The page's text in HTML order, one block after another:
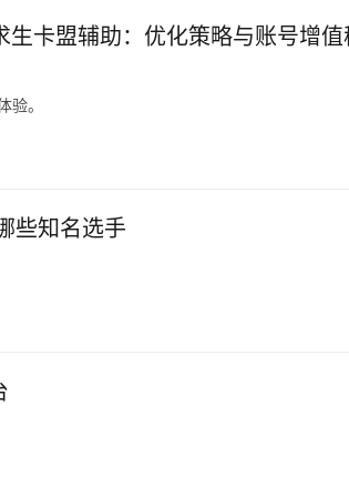
卡盟辅助：优化策略与账号增值
。
些知名选手